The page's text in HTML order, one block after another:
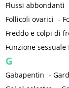
Flussi abbondanti
Follicoli ovarici -
Freddo e colpi di
Funzione
G
Gabapentin -